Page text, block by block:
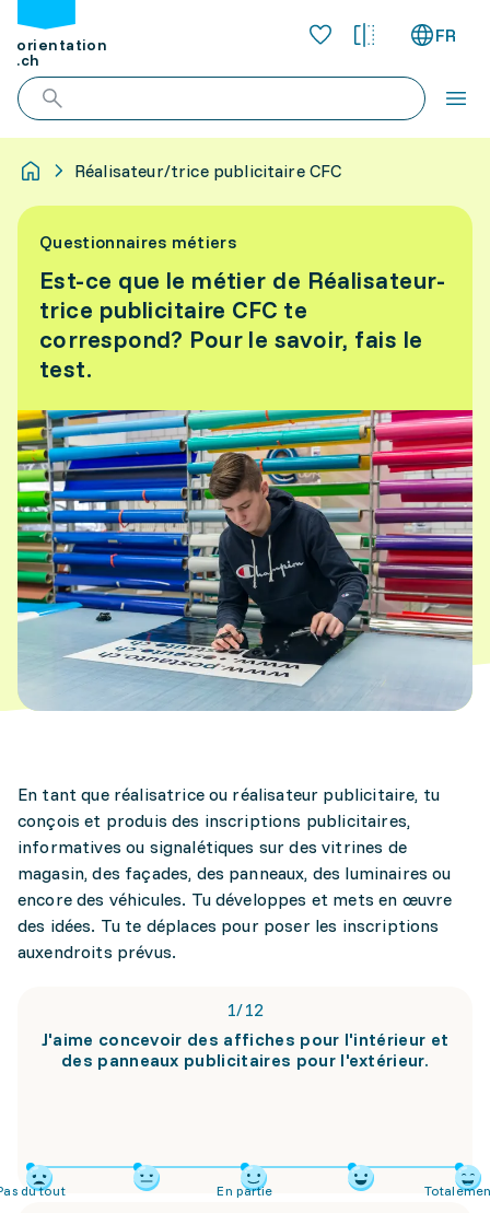
orientation
.ch
FR
Réalisateur/trice publicitaire CFC
Questionnaires métiers
Est-ce que le métier de Réalisateur-
trice publicitaire CFC te
correspond? Pour le savoir, fais le
test.
En tant que réalisatrice ou réalisateur publicitaire, tu
conçois et produis des inscriptions publicitaires,
informatives ou signalétiques sur des vitrines de
magasin, des façades, des panneaux, des luminaires ou
encore des véhicules. Tu développes et mets en œuvre
des idées. Tu te déplaces pour poser les inscriptions
auxendroits prévus.
1/12
J'aime concevoir des affiches pour l'intérieur et
des panneaux publicitaires pour l'extérieur.
du tout En partie